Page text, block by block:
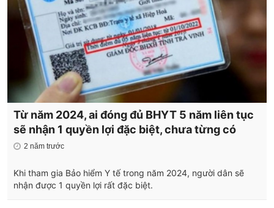
Từ năm 2024, ai đóng đủ BHYT 5 năm liên tục
sẽ nhận 1 quyền lợi đặc biệt, chưa từng có
2 năm trước
Khi tham gia Bảo hiểm Y tế trong năm 2024, người dân sẽ
nhận được 1 quyền lợi rất đặc biệt.